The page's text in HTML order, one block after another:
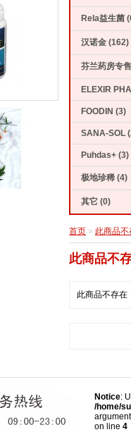
Rela益生菌
汉诺金 (162)
芬兰药房专
ELEXIR
FOODIN (3)
SANA-SOL
Puhdas+ (3)
极地珍稀 (4)
其它 (0)
首页 » 此商品不
此商品不
此商品不存在
Notice:
/home/
on line 4